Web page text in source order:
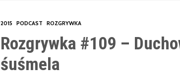
2015 PODCAST ROZGRYWKA
Rozgrywka #109 –
śuśmela